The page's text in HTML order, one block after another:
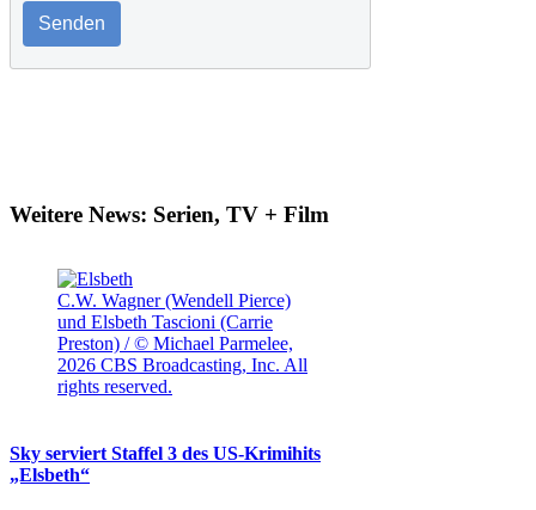
Senden
Weitere News: Serien, TV + Film
C.W. Wagner (Wendell Pierce)
und Elsbeth Tascioni (Carrie
Preston) / © Michael Parmelee,
2026 CBS Broadcasting, Inc. All
rights reserved.
Sky serviert Staffel 3 des US-Krimihits
„Elsbeth“